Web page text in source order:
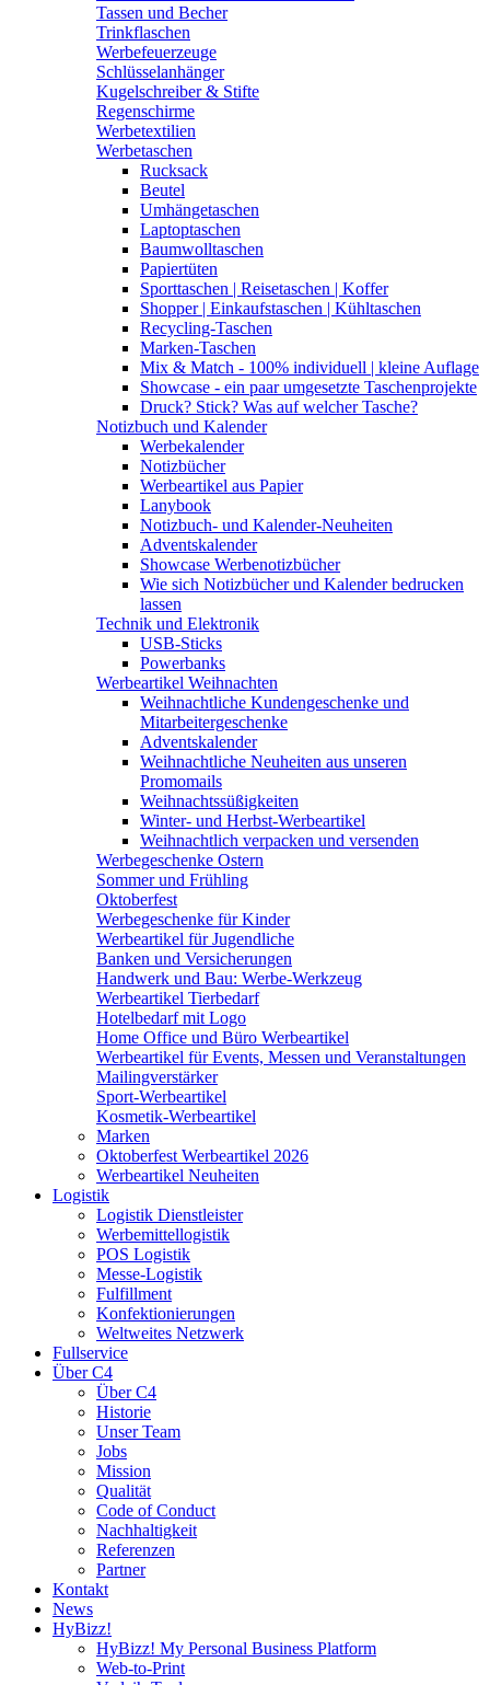
Tassen und Becher
Trinkflaschen
Werbefeuerzeuge
Schlüsselanhänger
Kugelschreiber & Stifte
Regenschirme
Werbetextilien
Werbetaschen
Rucksack
Beutel
Umhängetaschen
Laptoptaschen
Baumwolltaschen
Papiertüten
Sporttaschen | Reisetaschen | Koffer
Shopper | Einkaufstaschen | Kühltaschen
Recycling-Taschen
Marken-Taschen
Mix & Match - 100% individuell | kleine Auflage
Showcase - ein paar umgesetzte Taschenprojekte
Druck? Stick? Was auf welcher Tasche?
Notizbuch und Kalender
Werbekalender
Notizbücher
Werbeartikel aus Papier
Lanybook
Notizbuch- und Kalender-Neuheiten
Adventskalender
Showcase Werbenotizbücher
Wie sich Notizbücher und Kalender bedrucken
lassen
Technik und Elektronik
USB-Sticks
Powerbanks
Werbeartikel Weihnachten
Weihnachtliche Kundengeschenke und
Mitarbeitergeschenke
Adventskalender
Weihnachtliche Neuheiten aus unseren
Promomails
Weihnachtssüßigkeiten
Winter- und Herbst-Werbeartikel
Weihnachtlich verpacken und versenden
Werbegeschenke Ostern
Sommer und Frühling
Oktoberfest
Werbegeschenke für Kinder
Werbeartikel für Jugendliche
Banken und Versicherungen
Handwerk und Bau: Werbe-Werkzeug
Werbeartikel Tierbedarf
Hotelbedarf mit Logo
Home Office und Büro Werbeartikel
Werbeartikel für Events, Messen und Veranstaltungen
Mailingverstärker
Sport-Werbeartikel
Kosmetik-Werbeartikel
Marken
Oktoberfest Werbeartikel 2026
Werbeartikel Neuheiten
Logistik
Logistik Dienstleister
Werbemittellogistik
POS Logistik
Messe-Logistik
Fulfillment
Konfektionierungen
Weltweites Netzwerk
Fullservice
Über C4
Über C4
Historie
Unser Team
Jobs
Mission
Qualität
Code of Conduct
Nachhaltigkeit
Referenzen
Partner
Kontakt
News
HyBizz!
HyBizz! My Personal Business Platform
Web-to-Print